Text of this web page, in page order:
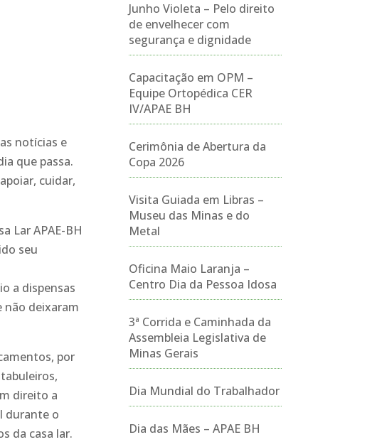
notícias e
que passa.
cuidar,
Lar APAE-BH
seu
a dispensas
não deixaram
por
direito a
durante o
da casa lar.
Junho Violeta – Pelo direito
de envelhecer com
segurança e dignidade
Capacitação em OPM –
Equipe Ortopédica CER
IV/APAE BH
Cerimônia de Abertura da
Copa 2026
Visita Guiada em Libras –
Museu das Minas e do
Metal
Oficina Maio Laranja –
Centro Dia da Pessoa Idosa
3ª Corrida e Caminhada da
Assembleia Legislativa de
Minas Gerais
Dia Mundial do Trabalhador
Dia das Mães – APAE BH